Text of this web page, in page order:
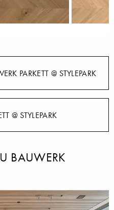
PARKETT @ STYLEPARK
@ STYLEPARK
BAUWERK